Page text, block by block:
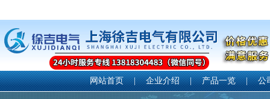
网站首页 | 企业介绍 | 产品一览 | 公